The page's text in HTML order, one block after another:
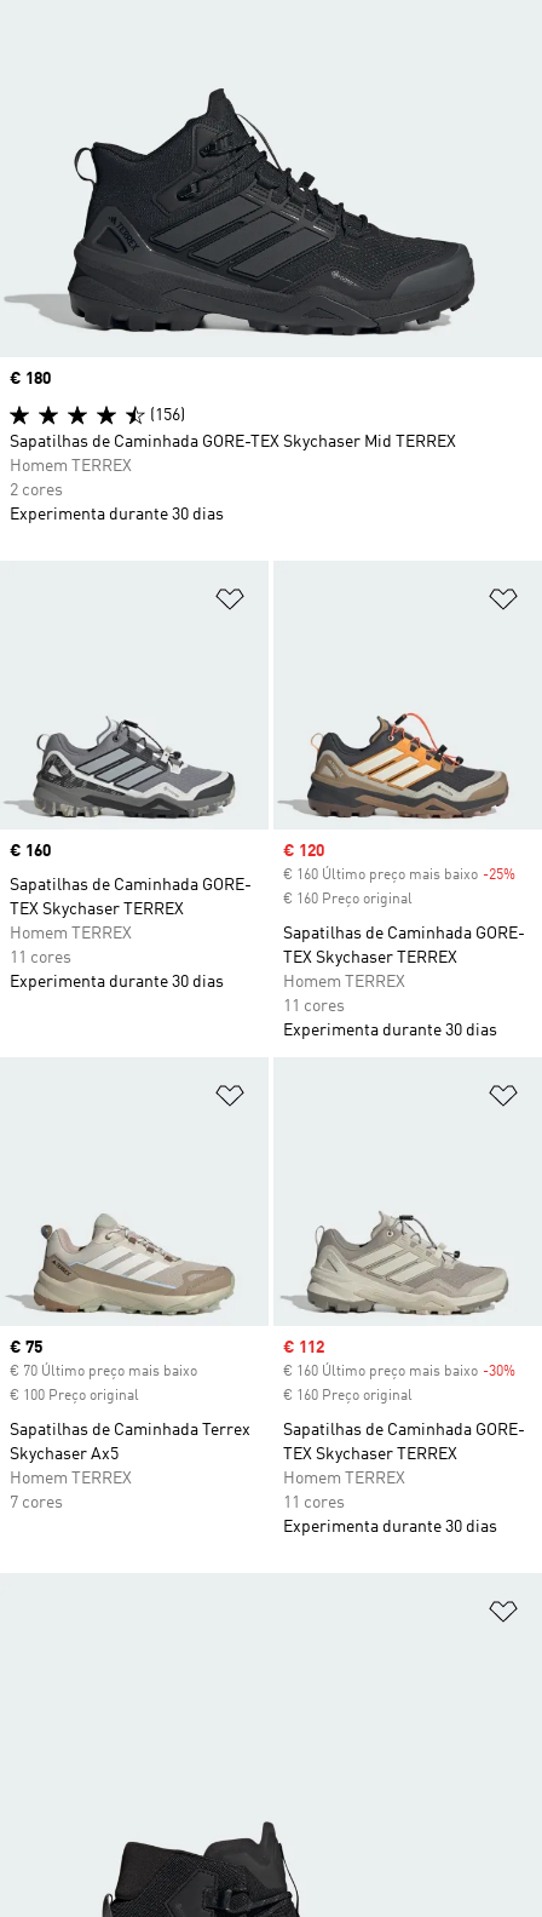
Price
€ 160
Sapatilhas de Caminhada GORE-
TEX Skychaser TERREX
Homem TERREX
11 cores
Experimenta durante 30 dias
Sale price
€ 120
€ 160 Último preço mais baixo -25%
€ 160 Preço original
Sapatilhas de Caminhada GORE-
TEX Skychaser TERREX
Homem TERREX
11 cores
Experimenta durante 30 dias
Current price
€ 75
€ 70 Último preço mais baixo
€ 100 Preço original
Sapatilhas de Caminhada Terrex
Skychaser Ax5
Homem TERREX
7 cores
Sale price
€ 112
€ 160 Último preço mais baixo -30%
€ 160 Preço original
Sapatilhas de Caminhada GORE-
TEX Skychaser TERREX
Homem TERREX
11 cores
Experimenta durante 30 dias
Price
€ 180
(156)
Sapatilhas de Caminhada GORE-TEX Skychaser Mid TERREX
Homem TERREX
2 cores
Experimenta durante 30 dias